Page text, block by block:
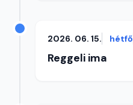
2026. 06. 15. hétfő
Reggeli ima